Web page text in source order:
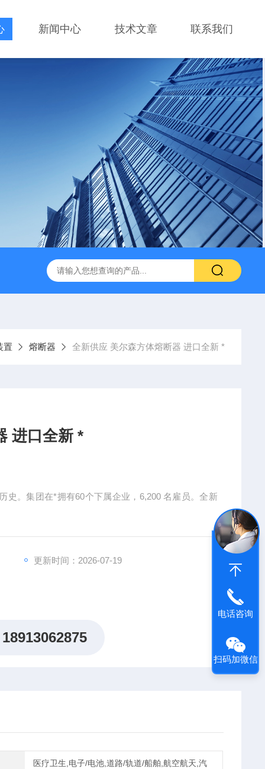
新闻中心 技术文章 联系我们
置 熔断器 全新供应 美尔森方体熔断器 进口全新 *
进口全新 *
史。集团在*拥有60个下属企业，6,200 名雇员。全新
更新时间：2026-07-19
18913062875
医疗卫生,电子/电池,道路/轨道/船舶,航空航天,汽
电话咨询
扫码加微信